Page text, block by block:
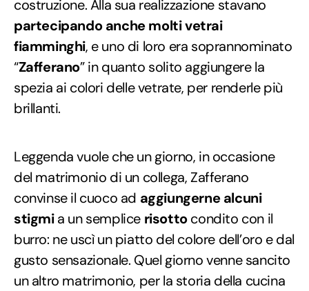
costruzione. Alla sua realizzazione stavano
partecipando anche molti vetrai
fiamminghi, e uno di loro era soprannominato
“Zafferano” in quanto solito aggiungere la
spezia ai colori delle vetrate, per renderle più
brillanti.
Leggenda vuole che un giorno, in occasione
del matrimonio di un collega, Zafferano
convinse il cuoco ad aggiungerne alcuni
stigmia un semplice risottocondito con il
burro: ne uscì un piatto del colore dell’oro e dal
gusto sensazionale. Quel giorno venne sancito
un altro matrimonio, per la storia della cucina